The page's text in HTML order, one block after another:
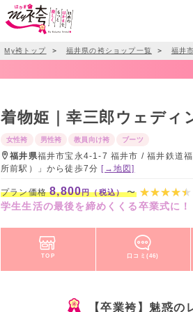
My袴トップ ＞ 福井県の袴ショップ一覧 ＞ 福井
着物姫｜幸三郎ウェディ
女性袴 男性袴 教員向け袴 ブーツ
福井県福井市宝永4-1-7 福井市 / 福井鉄道
所前駅）」から徒歩7分 [→地図]
プラン価格8,800円（税込）〜
学生生活の最後を締めくくる卒業式に
TOP 口コミ(46)
【卒業袴】魅惑